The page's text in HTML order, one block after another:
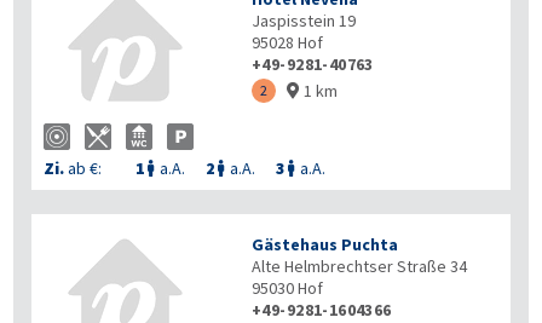
Jaspisstein 19
95028 Hof
+49-9281-40763
2  1 km
Zi.ab €: 1  a.A. 2  a.A. 3  a.A.
Gästehaus Puchta
Alte Helmbrechtser Straße 34
95030Hof
+49-9281-1604366